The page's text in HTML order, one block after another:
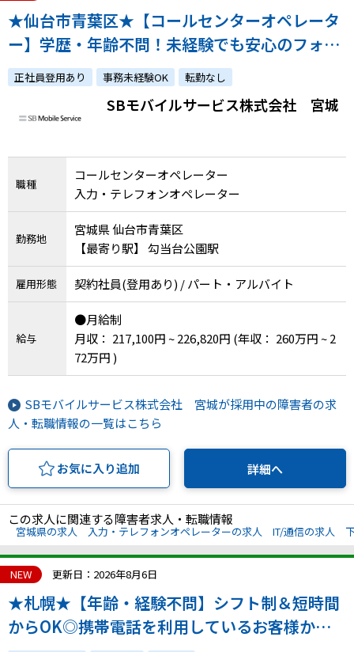
★仙台市青葉区★【コールセンターオペレータ
ー】学歴・年齢不問！未経験でも安心のフォロ
ー体制・ソフトバンクグループの福利厚生充実
◎
正社員登用あり 事務未経験OK 転勤なし
SBモバイルサービス株式会社 宮城
職種
コールセンターオペレーター
入力・テレフォンオペレーター
勤務地
宮城県 仙台市青葉区
【最寄り駅】 勾当台公園駅
雇用形態 契約社員(登用あり) / パート・アルバイト
給与
●月給制
月収： 217,100円 ~ 226,820円 (年収： 260万円 ~ 2
72万円 )
SBモバイルサービス株式会社 宮城が採用中の障害者の求
人・転職情報の一覧はこちら
お気に入り追加 詳細へ
この求人に関連する障害者求人・転職情報
宮城県の求人 入力・テレフォンオペレーターの求人 IT/通信の求人
NEW 更新日：2026年8月6日
★札幌★【年齢・経験不問】シフト制＆短時間
からOK◎携帯電話を利用しているお客様から